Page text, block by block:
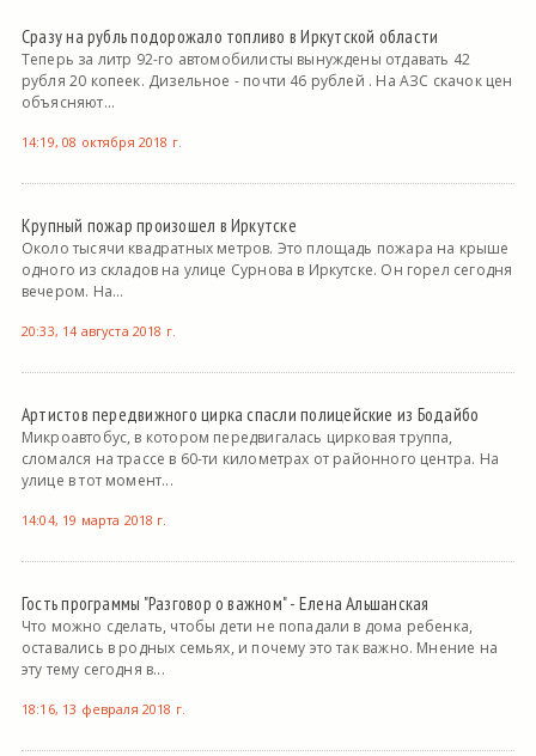
Сразу на рубль подорожало топливо в Иркутской области
Теперь за литр 92-го автомобилисты вынуждены отдавать 42
рубля 20 копеек. Дизельное - почти 46 рублей . На АЗС скачок цен
объясняют...
14:19, 08 октября 2018 г.
Крупный пожар произошел в Иркутске
Около тысячи квадратных метров. Это площадь пожара на крыше
одного из складов на улице Сурнова в Иркутске. Он горел сегодня
вечером. На...
20:33, 14 августа 2018 г.
Артистов передвижного цирка спасли полицейские из Бодайбо
Микроавтобус, в котором передвигалась цирковая труппа,
сломался на трассе в 60-ти километрах от районного центра. На
улице в тот момент...
14:04, 19 марта 2018 г.
Гость программы "Разговор о важном" - Елена Альшанская
Что можно сделать, чтобы дети не попадали в дома ребенка,
оставались в родных семьях, и почему это так важно. Мнение на
эту тему сегодня в...
18:16, 13 февраля 2018 г.